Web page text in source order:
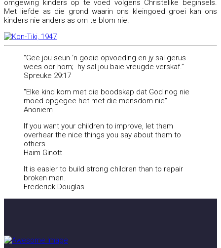
omgewing kinders op te voed volgens Christelike beginsels.
Met liefde as die grond waarin ons kleingoed groei kan ons
kinders nie anders as om te blom nie.
“Gee jou seun ‘n goeie opvoeding en jy sal gerus
wees oor hom; hy sal jou baie vreugde verskaf.”
Spreuke 29:17
"Elke kind kom met die boodskap dat God nog nie
moed opgegee het met die mensdom nie"
Anoniem
If you want your children to improve, let them
overhear the nice things you say about them to
others.
Haim Ginott
It is easier to build strong children than to repair
broken men.
Frederick Douglas